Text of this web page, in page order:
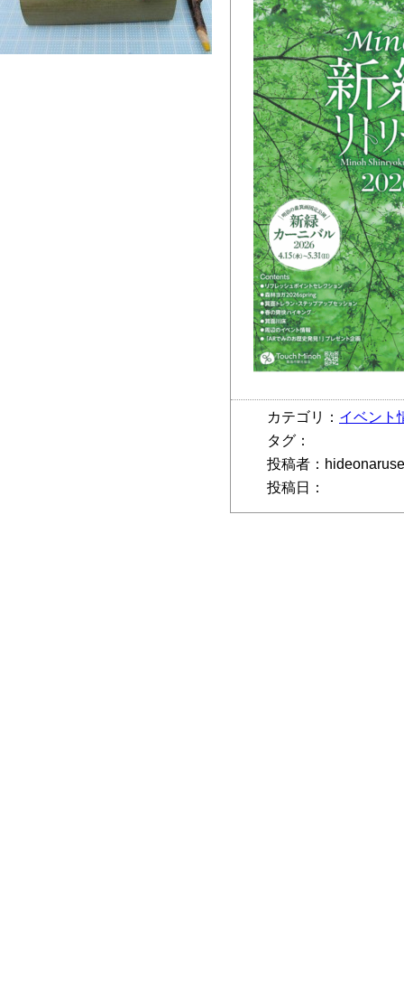
カテゴリ： イベント
タグ：
投稿者：hideonaruse
投稿日：